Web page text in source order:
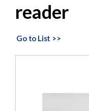
reader
Go to List >>